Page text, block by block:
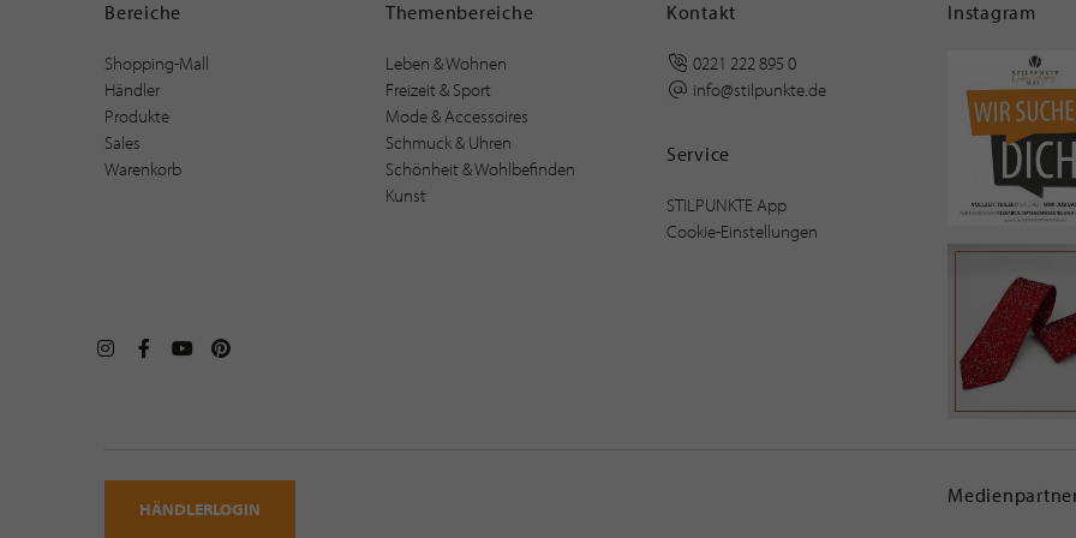
Bereiche
Shopping-Mall
Händler
Produkte
Sales
Warenkorb
Themenbereiche
Leben & Wohnen
Freizeit & Sport
Mode & Accessoires
Schmuck & Uhren
Schönheit & Wohlbefinden
Kunst
Kontakt
0221 222 895 0
info@stilpunkte.de
Service
STILPUNKTE App
Cookie-Einstellungen
Instagram
HÄNDLERLOGIN